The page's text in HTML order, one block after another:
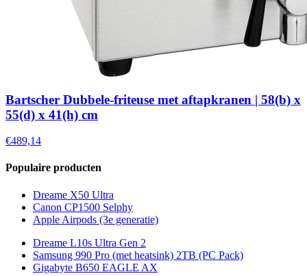
Bartscher Dubbele-friteuse met aftapkranen | 58(b) x
55(d) x 41(h) cm
€489,14
Populaire producten
Dreame X50 Ultra
Canon CP1500 Selphy
Apple Airpods (3e generatie)
Dreame L10s Ultra Gen 2
Samsung 990 Pro (met heatsink) 2TB (PC Pack)
Gigabyte B650 EAGLE AX